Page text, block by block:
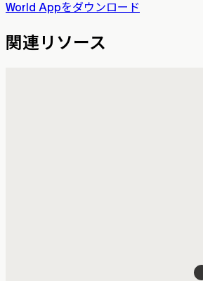
World Appをダウンロード
関連リソース